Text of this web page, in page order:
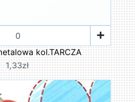
kol.TARCZA
1,33zł